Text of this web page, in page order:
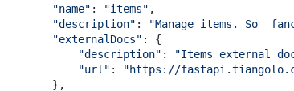
"name" : "items" ,
"description" : "Manage items. So
"externalDocs" : {
"description" : "Items external
"url" : "https://